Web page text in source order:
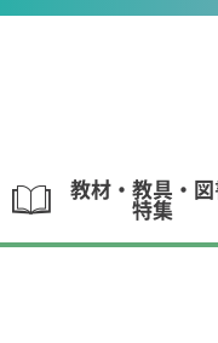
教材・教具・図
特集